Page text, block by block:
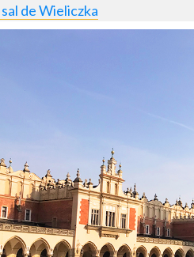
de Wieliczka